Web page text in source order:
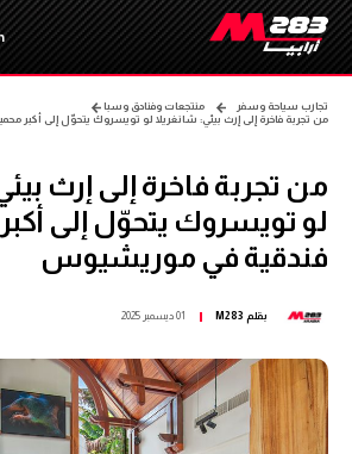
تجارب سياحة وسفر
منتجعات وفنادق وسبا
من تجربة فاخرة إلى إرث بيئي: شانغريلا لو تويسروك يتحوّل إلى أكبر
من تجربة فاخرة إلى إرث
لو تويسروك يتحوّل إلى
فندقية في موريشيوس
بقلم M283 01 ديسمبر 2025